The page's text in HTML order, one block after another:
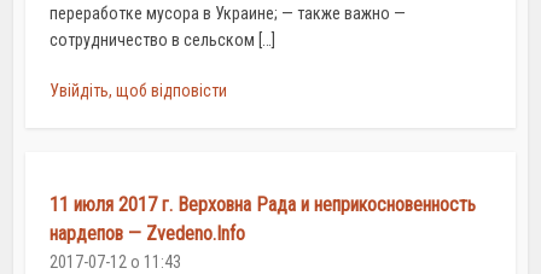
переработке мусора в Украине; — также важно —
сотрудничество в сельском […]
Увійдіть, щоб відповісти
11 июля 2017 г. Верховна Рада и неприкосновенность
нардепов — Zvedeno.Info
2017-07-12 о 11:43